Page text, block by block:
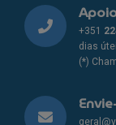
+351
dias
(*)